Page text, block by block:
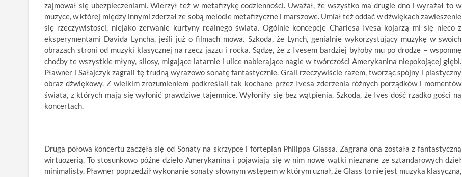
zajmował się ubezpieczeniami. Wierzył też w metafizykę codzienności. Uważał, że wszystko ma drugie dno i wyrażał to w
muzyce, w której między innymi zderzał ze sobą melodie metafizyczne i marszowe. Umiał też oddać w dźwiękach zawieszenie
się rzeczywistości, niejako zerwanie kurtyny realnego świata. Ogólnie koncepcje Charlesa Ivesa kojarzą mi się nieco z
eksperymentami Davida Lyncha, jeśli już o filmach mowa. Szkoda, że Lynch, genialnie wykorzystujący muzykę w swoich
obrazach stroni od muzyki klasycznej na rzecz jazzu i rocka. Sądzę, że z Ivesem bardziej byłoby mu po drodze – wspomnę
choćby te wszystkie młyny, silosy, migające latarnie i ulice nabierające nagle w twórczości Amerykanina niepokojącej głębi.
Pławner i Sałajczyk zagrali tę trudną wyrazowo sonatę fantastycznie. Grali rzeczywiście razem, tworząc spójny i plastyczny
obraz dźwiękowy. Z wielkim zrozumieniem podkreślali tak kochane przez Ivesa zderzenia różnych porządków i momentów
świata, z których mają się wyłonić prawdziwe tajemnice. Wyłoniły się bez wątpienia. Szkoda, że Ives dość rzadko gości na
koncertach.
Druga połowa koncertu zaczęła się od Sonaty na skrzypce i fortepian Philippa Glassa. Zagrana ona została z fantastyczną
wirtuozerią. To stosunkowo późne dzieło Amerykanina i pojawiają się w nim nowe wątki nieznane ze sztandarowych dzieł
minimalisty. Pławner poprzedził wykonanie sonaty słownym wstępem w którym uznał, że Glass to nie jest muzyka klasyczna,